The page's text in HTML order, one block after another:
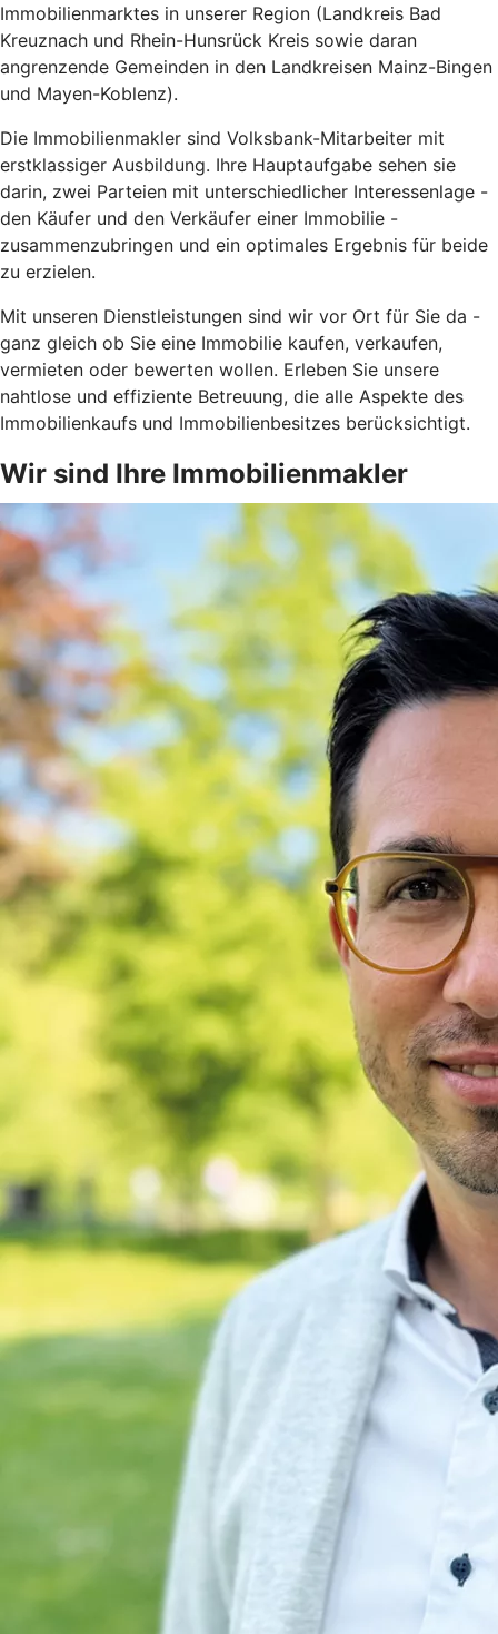
Immobilienmarktes in unserer Region (Landkreis Bad
Kreuznach und Rhein-Hunsrück Kreis sowie daran
angrenzende Gemeinden in den Landkreisen Mainz-Bingen
und Mayen-Koblenz).
Die Immobilienmakler sind Volksbank-Mitarbeiter mit
erstklassiger Ausbildung. Ihre Hauptaufgabe sehen sie
darin, zwei Parteien mit unterschiedlicher Interessenlage -
den Käufer und den Verkäufer einer Immobilie -
zusammenzubringen und ein optimales Ergebnis für beide
zu erzielen.
Mit unseren Dienstleistungen sind wir vor Ort für Sie da -
ganz gleich ob Sie eine Immobilie kaufen, verkaufen,
vermieten oder bewerten wollen. Erleben Sie unsere
nahtlose und effiziente Betreuung, die alle Aspekte des
Immobilienkaufs und Immobilienbesitzes berücksichtigt.
Wir sind Ihre Immobilienmakler